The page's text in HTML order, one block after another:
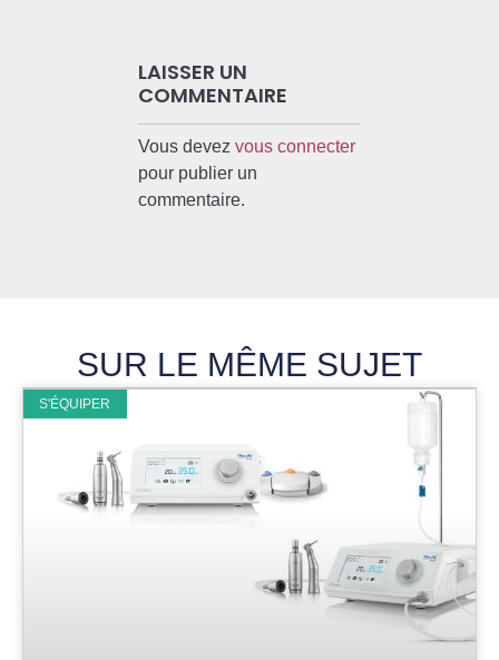
LAISSER UN
COMMENTAIRE
Vous devezvous connecter
pour publier un
commentaire.
SUR LE MÊME SUJET
S'ÉQUIPER